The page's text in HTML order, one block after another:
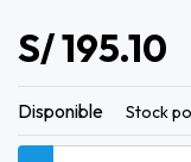
S/ 195.10
Disponible Stock